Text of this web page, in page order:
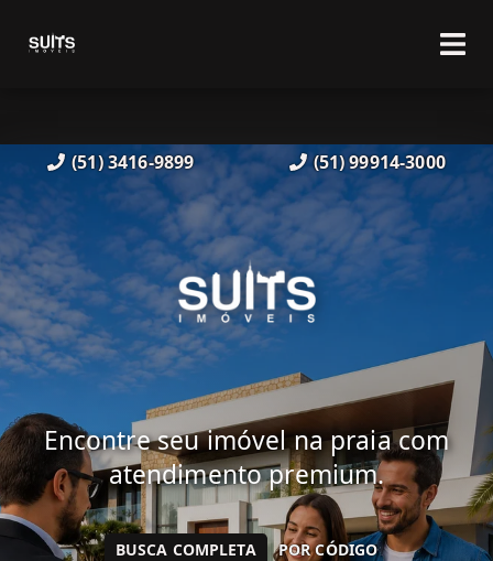
(51) 3416-9899 (51) 99914-3000
Encontre seu imóvel na praia com
atendimento premium.
BUSCA COMPLETA POR CÓDIGO